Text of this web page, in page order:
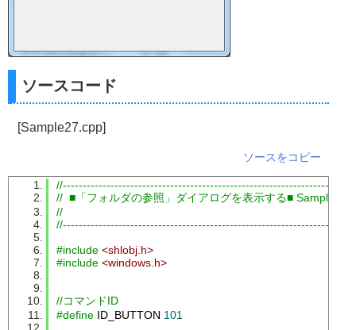
ソースコード
[Sample27.cpp]
ソースをコピー
//  ■「フォルダの参照」ダイアログを表示する■ Sample
//
#include <shlobj.h>
#include <windows.h>
//コマンドID
#define ID_BUTTON 101